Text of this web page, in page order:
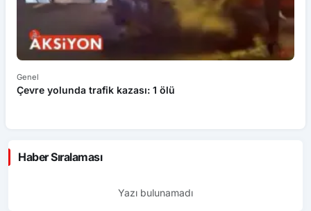
Genel
Çevre yolunda trafik kazası: 1 ölü
Haber Sıralaması
Yazı bulunamadı